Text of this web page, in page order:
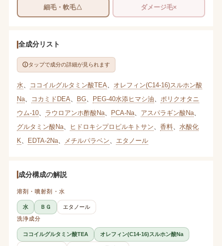
細毛・軟毛△ ダメージ毛×
全成分リスト
タップで成分の詳細が見られます
水 ココイルグルタミン酸TEA
オレフィン(C14-16)スルホン酸
Na、 コカミドDEA BG、 PEG-40水添ヒマシ油
ポリクオタニ
ウム-10、 ラウロアンホ酢酸Na、 PCA-Na、 アスパラギン酸Na、
グルタミン酸Na、 ヒドロキシプロピルキトサン 香料、 水酸化
K
EDTA-2Na、 メチルパラベン エタノール
成分構成の解説
溶剤・噴射剤・水
水 ＢＧ
エタノール
洗浄成分
ココイルグルタミン酸TEA オレフィン(C14-16)スルホン酸Na